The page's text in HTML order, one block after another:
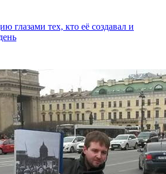
глазами тех, кто её создавал и